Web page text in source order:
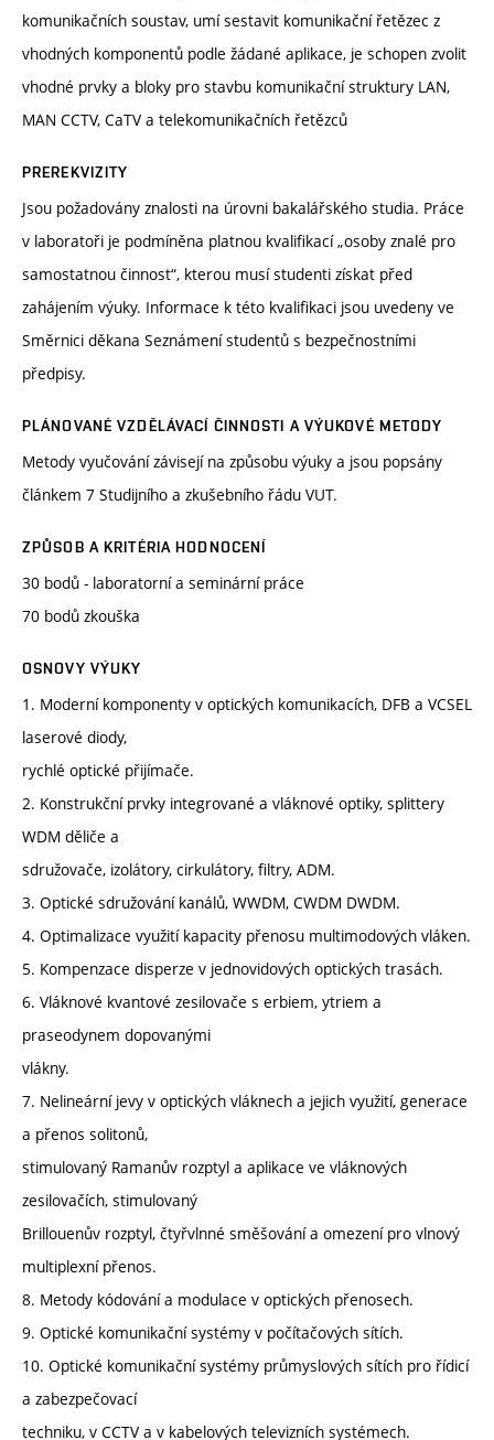
komunikačních soustav, umí sestavit komunikační řetězec z
vhodných komponentů podle žádané aplikace, je schopen zvolit
vhodné prvky a bloky pro stavbu komunikační struktury LAN,
MAN CCTV, CaTV a telekomunikačních řetězců
PREREKVIZITY
Jsou požadovány znalosti na úrovni bakalářského studia. Práce
v laboratoři je podmíněna platnou kvalifikací „osoby znalé pro
samostatnou činnost“, kterou musí studenti získat před
zahájením výuky. Informace k této kvalifikaci jsou uvedeny ve
Směrnici děkana Seznámení studentů s bezpečnostními
předpisy.
PLÁNOVANÉ VZDĚLÁVACÍ ČINNOSTI A VÝUKOVÉ METODY
Metody vyučování závisejí na způsobu výuky a jsou popsány
článkem 7 Studijního a zkušebního řádu VUT.
ZPŮSOB A KRITÉRIA HODNOCENÍ
30 bodů - laboratorní a seminární práce
70 bodů zkouška
OSNOVY VÝUKY
1. Moderní komponenty v optických komunikacích, DFB a VCSEL
laserové diody,
rychlé optické přijímače.
2. Konstrukční prvky integrované a vláknové optiky, splittery
WDM děliče a
sdružovače, izolátory, cirkulátory, filtry, ADM.
3. Optické sdružování kanálů, WWDM, CWDM DWDM.
4. Optimalizace využití kapacity přenosu multimodových vláken.
5. Kompenzace disperze v jednovidových optických trasách.
6. Vláknové kvantové zesilovače s erbiem, ytriem a
praseodynem dopovanými
vlákny.
7. Nelineární jevy v optických vláknech a jejich využití, generace
a přenos solitonů,
stimulovaný Ramanův rozptyl a aplikace ve vláknových
zesilovačích, stimulovaný
Brillouenův rozptyl, čtyřvlnné směšování a omezení pro vlnový
multiplexní přenos.
8. Metody kódování a modulace v optických přenosech.
9. Optické komunikační systémy v počítačových sítích.
10. Optické komunikační systémy průmyslových sítích pro řídicí
a zabezpečovací
techniku, v CCTV a v kabelových televizních systémech.